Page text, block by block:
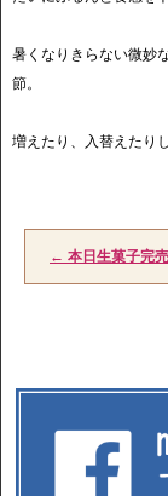
暑くなりきらない微妙
節。
増えたり、入替えたり
← 本日生菓子完